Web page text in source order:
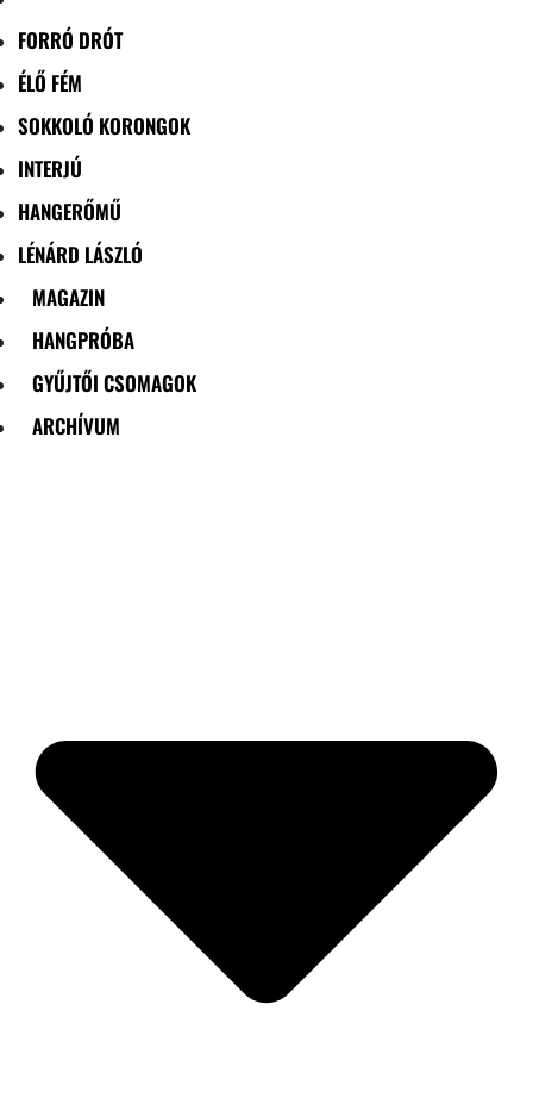
FORRÓ DRÓT
ÉLŐ FÉM
SOKKOLÓ KORONGOK
INTERJÚ
HANGERŐMŰ
LÉNÁRD LÁSZLÓ
MAGAZIN
HANGPRÓBA
GYŰJTŐI CSOMAGOK
ARCHÍVUM